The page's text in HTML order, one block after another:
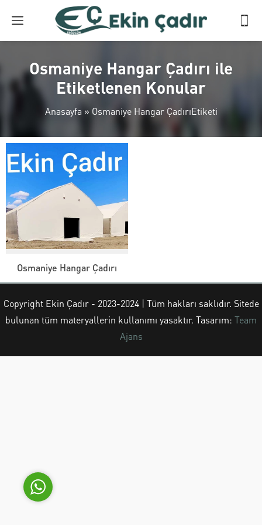
Osmaniye Hangar Çadırı ile
Etiketlenen Konular
Anasayfa » Osmaniye Hangar ÇadırıEtiketi
Osmaniye Hangar Çadırı
Copyright Ekin Çadır - 2023-2024 | Tüm hakları saklıdır. Sitede
bulunan tüm materyallerin kullanımı yasaktır. Tasarım: Team
Ajans